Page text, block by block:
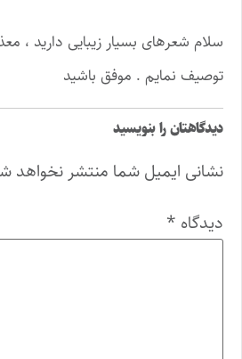
سلام شعرهای بسیار زیبایی دارید
توصیف نمایم . موفق باشید
دیدگاهتان را بنویسید
نشانی ایمیل شما منتشر نخواهد
دیدگاه *